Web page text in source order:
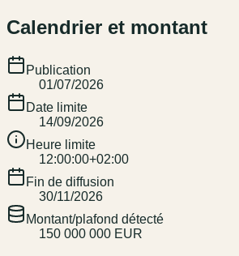
Calendrier et montant
Publication
01/07/2026
Date limite
14/09/2026
Heure limite
12:00:00+02:00
Fin de diffusion
30/11/2026
Montant/plafond détecté
150 000 000 EUR